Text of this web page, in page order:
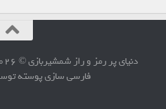
دنیای پر رمز و راز شمشیربازی © 2026. حق کپی رایت محفوظ است.
فارسی سازی پوسته توسط: